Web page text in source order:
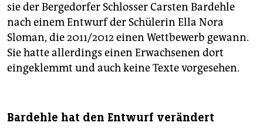
sie der Bergedorfer Schlosser Carsten Bardehle
nach einem Entwurf der Schülerin Ella Nora
Sloman, die 2011/2012 einen Wettbewerb gewann.
Sie hatte allerdings einen Erwachsenen dort
eingeklemmt und auch keine Texte vorgesehen.
Bardehle hat den Entwurf verändert